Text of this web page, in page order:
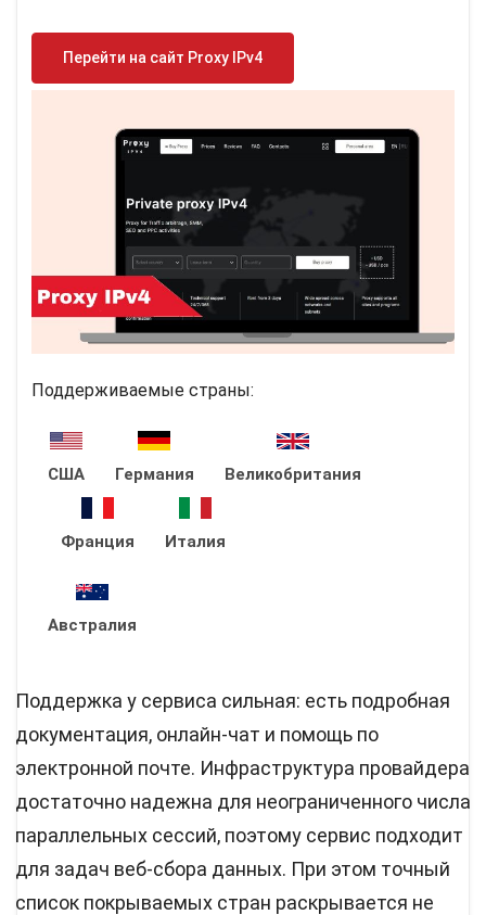
Перейти на сайт Proxy IPv4
Поддерживаемые страны:
США Германия Великобритания
Франция Италия
Австралия
Поддержка у сервиса сильная: есть подробная
документация, онлайн-чат и помощь по
электронной почте. Инфраструктура провайдера
достаточно надежна для неограниченного числа
параллельных сессий, поэтому сервис подходит
для задач веб-сбора данных. При этом точный
список покрываемых стран раскрывается не